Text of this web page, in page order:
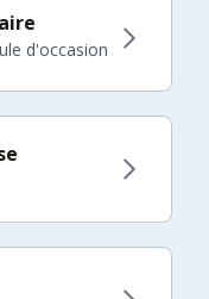
d'occasion